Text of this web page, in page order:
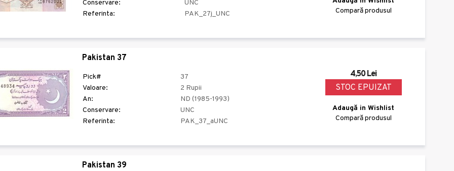
Conservare:
UNC
Referinta:
PAK_27j_UNC
Compară produsul
Pakistan 37
Pick#
37
Valoare:
2 Rupii
An:
ND (1985-1993)
Conservare:
UNC
Referinta:
PAK_37_aUNC
4,50 Lei
STOC EPUIZAT
Adaugă in Wishlist
Compară produsul
Pakistan 39